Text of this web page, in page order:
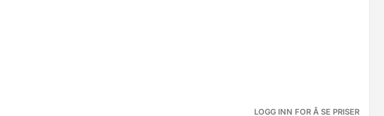
LOGG INN FOR Å SE PRISER